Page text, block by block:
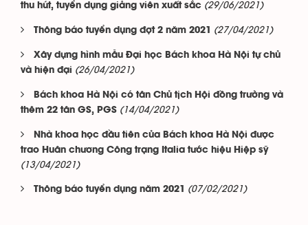
thu hút, tuyển dụng giảng viên xuất sắc (29/06/2021)
Thông báo tuyển dụng đợt 2 năm 2021 (27/04/2021)
Xây dựng hình mẫu Đại học Bách khoa Hà Nội tự chủ
và hiện đại (26/04/2021)
Bách khoa Hà Nội có tân Chủ tịch Hội đồng trường và
thêm 22 tân GS, PGS (14/04/2021)
Nhà khoa học đầu tiên của Bách khoa Hà Nội được
trao Huân chương Công trạng Italia tước hiệu Hiệp sỹ
(13/04/2021)
Thông báo tuyển dụng năm 2021 (07/02/2021)